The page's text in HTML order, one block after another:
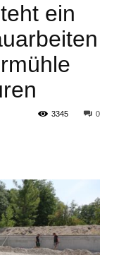
ein
0
3345